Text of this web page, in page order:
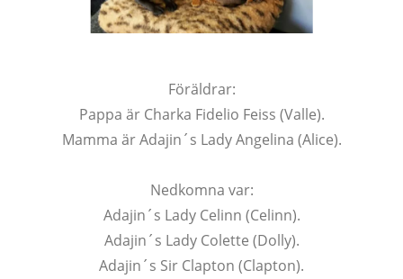
Föräldrar:
Pappa är Charka Fidelio Feiss (Valle).
Mamma är Adajin´s Lady Angelina (Alice).
Nedkomna var:
Adajin´s Lady Celinn (Celinn).
Adajin´s Lady Colette (Dolly).
Adajin´s Sir Clapton (Clapton).